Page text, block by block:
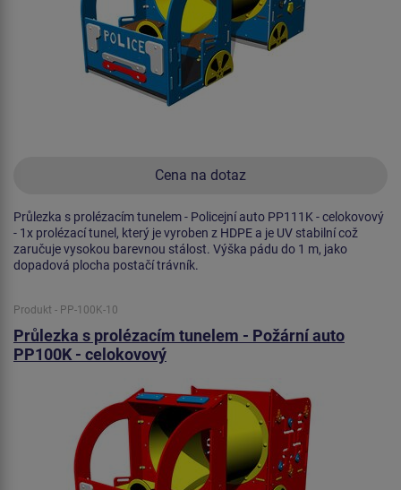
Cena na dotaz
Průlezka s prolézacím tunelem - Policejní auto PP111K - celokovový
- 1x prolézací tunel, který je vyroben z HDPE a je UV stabilní což
zaručuje vysokou barevnou stálost. Výška pádu do 1 m, jako
dopadová plocha postačí trávník.
Produkt - PP-100K-10
Průlezka s prolézacím tunelem - Požární auto
PP100K - celokovový